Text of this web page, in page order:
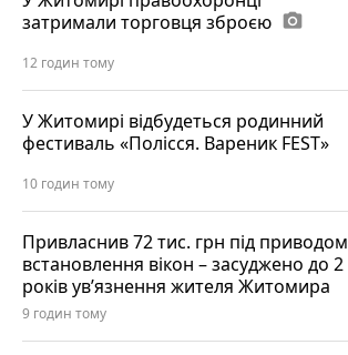
затримали торговця зброєю photo_camera
12 годин тому
У Житомирі відбудеться родинний
фестиваль «Полісся. Вареник FEST»
10 годин тому
Привласнив 72 тис. грн під приводом
встановлення вікон – засуджено до 2
років ув’язнення жителя Житомира
9 годин тому